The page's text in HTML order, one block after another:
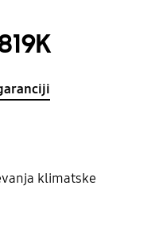
klimatske